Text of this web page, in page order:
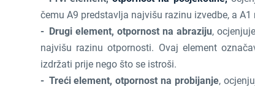
čemu A9 predstavlja najvišu razinu izvedbe, a A1
Drugi element, otpornost na abraziju,
najvišu razinu otpornosti. Ovaj element
izdržati prije nego što se istroši.
Treći element, otpornost na probijanje,